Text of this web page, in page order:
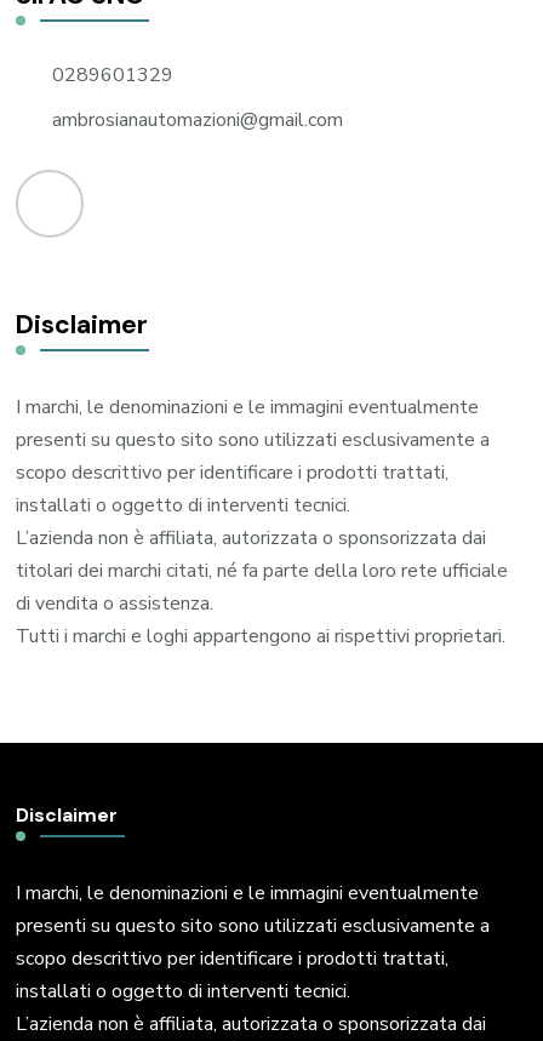
0289601329
ambrosianautomazioni@gmail.com
Disclaimer
I marchi, le denominazioni e le immagini eventualmente
presenti su questo sito sono utilizzati esclusivamente a
scopo descrittivo per identificare i prodotti trattati,
installati o oggetto di interventi tecnici.
L’azienda non è affiliata, autorizzata o sponsorizzata dai
titolari dei marchi citati, né fa parte della loro rete ufficiale
di vendita o assistenza.
Tutti i marchi e loghi appartengono ai rispettivi proprietari.
Disclaimer
I marchi, le denominazioni e le immagini eventualmente
presenti su questo sito sono utilizzati esclusivamente a
scopo descrittivo per identificare i prodotti trattati,
installati o oggetto di interventi tecnici.
L’azienda non è affiliata, autorizzata o sponsorizzata dai